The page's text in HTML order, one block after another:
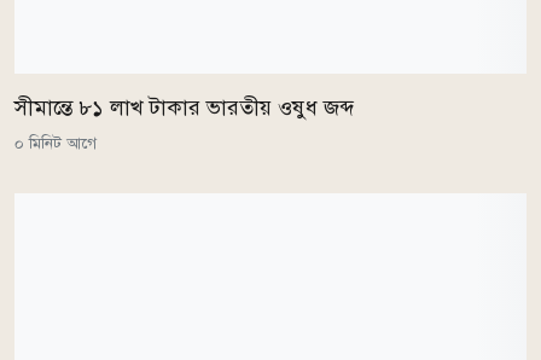
সীমান্তে ৮১ লাখ টাকার ভারতীয় ওষুধ জব্দ
০ মিনিট আগে